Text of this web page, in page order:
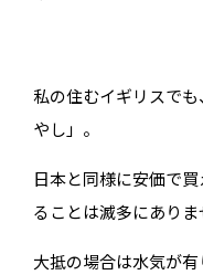
私の住むイギリスで
やし」。
日本と同様に安価で
ることは滅多にありま
大抵の場合は水気が